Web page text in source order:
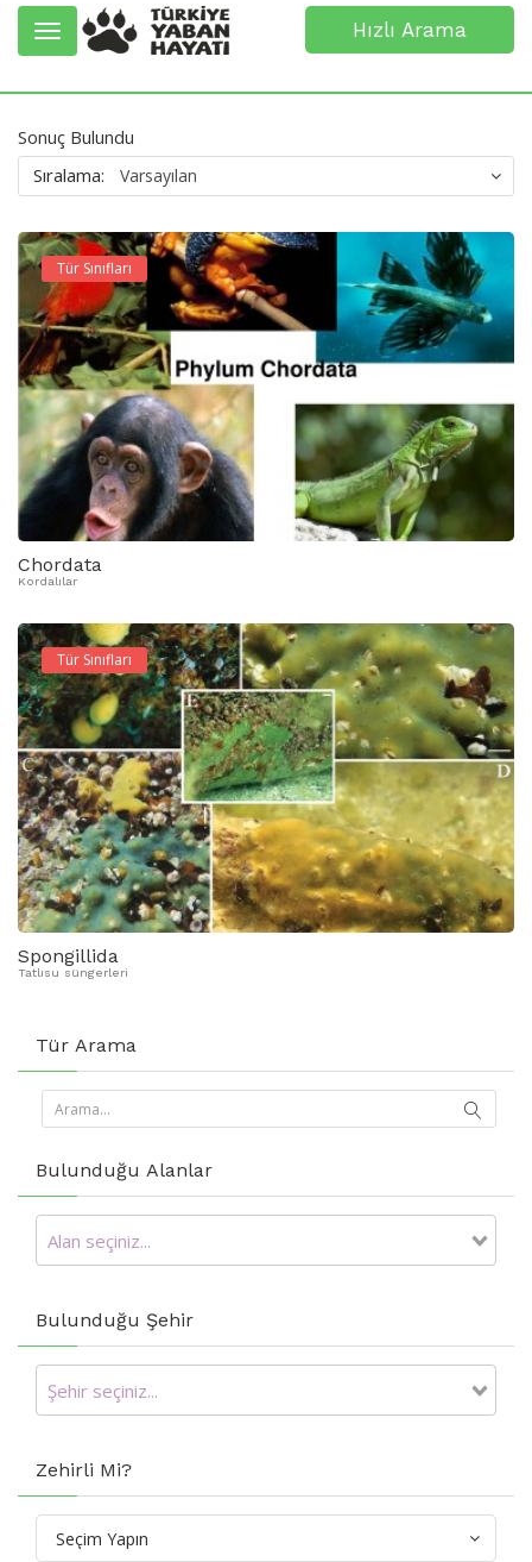
Toggle
navigation
Hızlı Arama
Sonuç Bulundu
Sıralama:
Tür Sınıfları
Chordata
Kordalılar
Tür Sınıfları
Spongillida
Tatlısu süngerleri
Tür Arama
Bulunduğu Alanlar
Bulunduğu Şehir
Zehirli Mi?